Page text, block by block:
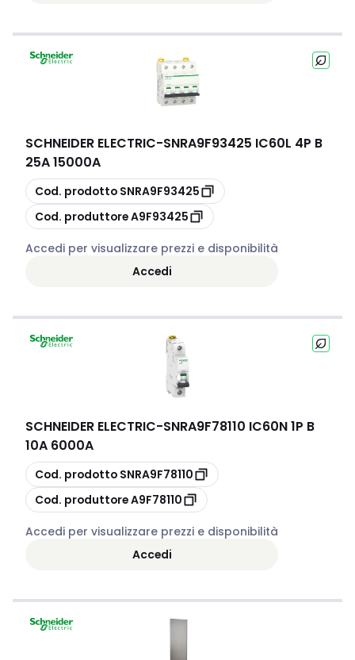
SCHNEIDER ELECTRIC-SNRA9F93425 IC60L 4P B
25A 15000A
copia
Cod. prodotto SNRA9F93425
copia
Cod. produttoreA9F93425
Accedi per visualizzare prezzi e disponibilità
Accedi
SCHNEIDER ELECTRIC-SNRA9F78110 IC60N 1P B
10A 6000A
copia
Cod. prodotto SNRA9F78110
copia
Cod. produttoreA9F78110
Accedi per visualizzare prezzi e disponibilità
Accedi